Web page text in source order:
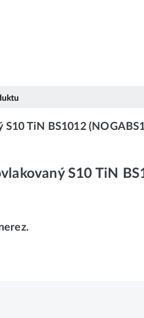
TiN BS1012
S10 TiN